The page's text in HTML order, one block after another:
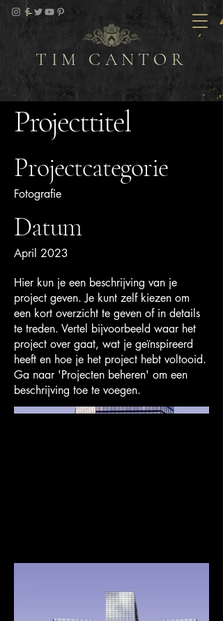
TIM CANTOR
Projecttitel
Projectcategorie
Fotografie
Datum
April 2023
Hier kun je een beschrijving van je
project geven. Je kunt zelf kiezen om
een kort overzicht te geven of in details
te treden. Vertel bijvoorbeeld waar het
project over gaat, wat je geïnspireerd
heeft en hoe je het project hebt voltooid.
Ga naar 'Projecten beheren' om een
beschrijving toe te voegen.